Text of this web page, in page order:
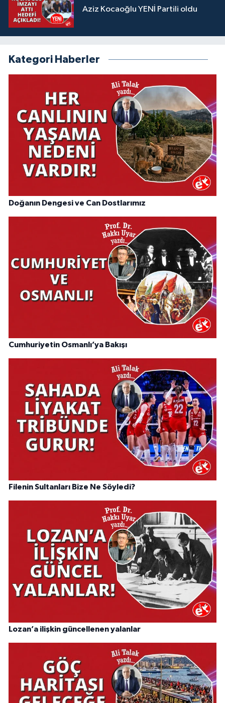
Aziz Kocaoğlu YENİ Partili oldu
Kategori Haberler
Doğanın Dengesi ve Can Dostlarımız
Cumhuriyetin Osmanlı’ya Bakışı
Filenin Sultanları Bize Ne Söyledi?
Lozan’a ilişkin güncellenen yalanlar